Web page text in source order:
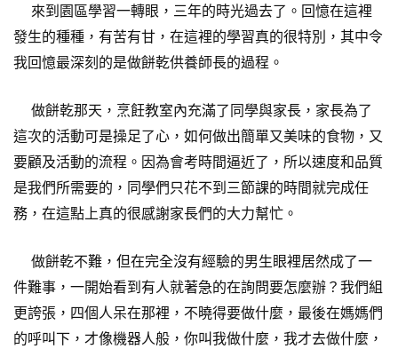
來到園區學習一轉眼，三年的時光過去了。回憶在這裡
發生的種種，有苦有甘，在這裡的學習真的很特別，其中令
我回憶最深刻的是做餅乾供養師長的過程。
做餅乾那天，烹飪教室內充滿了同學與家長，家長為了
這次的活動可是操足了心，如何做出簡單又美味的食物，又
要顧及活動的流程。因為會考時間逼近了，所以速度和品質
是我們所需要的，同學們只花不到三節課的時間就完成任
務，在這點上真的很感謝家長們的大力幫忙。
做餅乾不難，但在完全沒有經驗的男生眼裡居然成了一
件難事，一開始看到有人就著急的在詢問要怎麼辦？我們組
更誇張，四個人呆在那裡，不曉得要做什麼，最後在媽媽們
的呼叫下，才像機器人般，你叫我做什麼，我才去做什麼，